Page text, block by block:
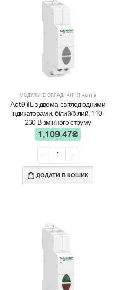
МОДУЛЬНЕ ОБЛАДНАННЯ ACTI 9
Acti9 iIL з двома світлодіодними
індикаторами, білий/білий, 110-
230 В змінного струму
1,109.47₴
ДОДАТИ В КОШИК